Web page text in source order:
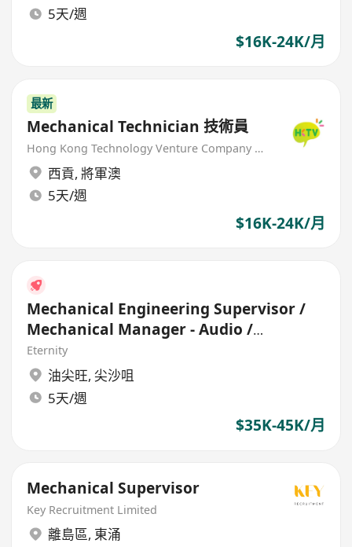
5天/週
$16K-24K/月
最新
Mechanical Technician 技術員
Hong Kong Technology Venture Company Limited(HKTV)
西貢, 將軍澳
5天/週
$16K-24K/月
Mechanical Engineering Supervisor /
Mechanical Manager - Audio /
Headphone
Eternity
油尖旺, 尖沙咀
5天/週
$35K-45K/月
Mechanical Supervisor
Key Recruitment Limited
離島區, 東涌